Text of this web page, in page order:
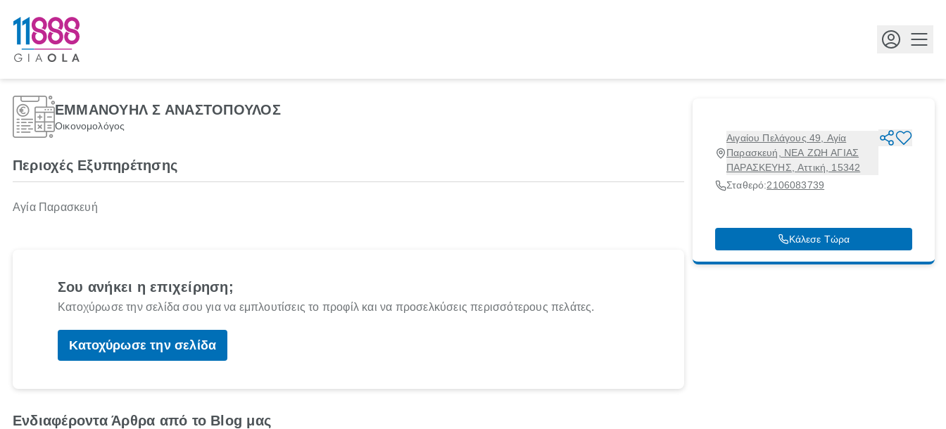
ΕΜΜΑΝΟΥΗΛ Σ ΑΝΑΣΤΟΠΟΥΛΟΣ
Οικονομολόγος
Αιγαίου Πελάγους 49, Αγία
Παρασκευή, ΝΕΑ ΖΩΗ ΑΓΙΑΣ
ΠΑΡΑΣΚΕΥΗΣ, Αττική, 15342
Σταθερό:2106083739
Κάλεσε Τώρα
Περιοχές Εξυπηρέτησης
Αγία Παρασκευή
Σου ανήκει η επιχείρηση;
Κατοχύρωσε την σελίδα σου για να εμπλουτίσεις το προφίλ και να προσελκύσεις περισσότερους πελάτες.
Κατοχύρωσε την σελίδα
Ενδιαφέροντα Άρθρα από το Blog μας